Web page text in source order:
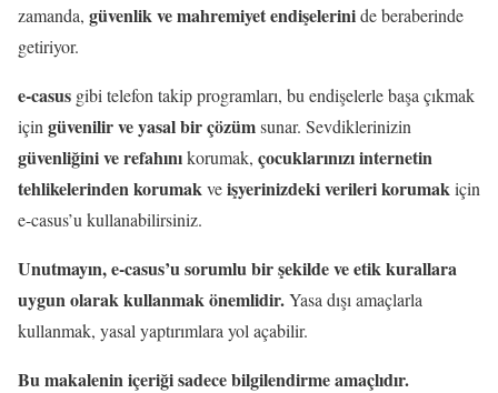
zamanda, güvenlik ve mahremiyet endişelerinide beraberinde
getiriyor.
e-casus gibi telefon takip programları, bu endişelerle başa çıkmak
için güvenilir ve yasal bir çözümsunar. Sevdiklerinizin
güvenliğini ve refahınıkorumak, çocuklarınızı internetin
tehlikelerinden korumakveişyerinizdeki verileri korumakiçin
e-casus’u kullanabilirsiniz.
Unutmayın, e-casus’u sorumlu bir şekilde ve etik kurallara
uygun olarak kullanmak önemlidir.Yasa dışı amaçlarla
kullanmak, yasal yaptırımlara yol açabilir.
Bu makalenin içeriği sadece bilgilendirme amaçlıdır.